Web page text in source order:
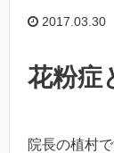
2017.03.30
花粉症
院長の植村